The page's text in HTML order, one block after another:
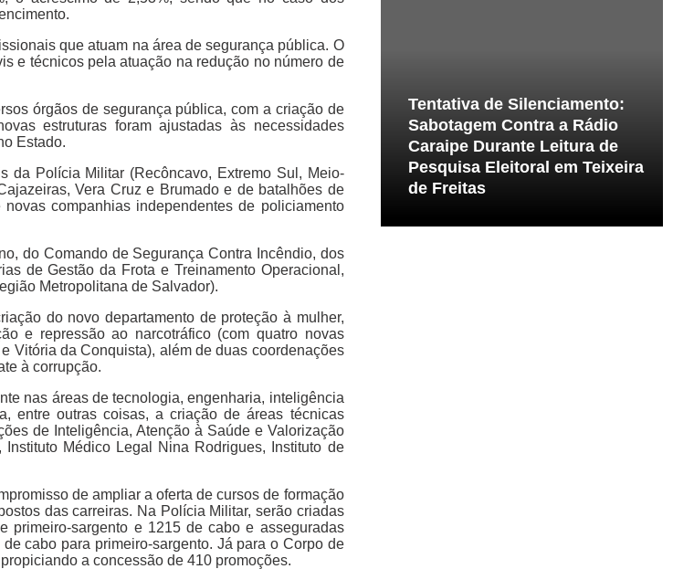
que atuam na área de segurança pública. O
e técnicos pela atuação na redução no número de
órgãos de segurança pública, com a criação de
estruturas foram ajustadas às necessidades
Estado.
da Polícia Militar (Recôncavo, Extremo Sul, Meio-
Vera Cruz e Brumado e de batalhões de
companhias independentes de policiamento
do Comando de Segurança Contra Incêndio, dos
de Gestão da Frota e Treinamento Operacional,
Metropolitana de Salvador).
do novo departamento de proteção à mulher,
e repressão ao narcotráfico (com quatro novas
Vitória da Conquista), além de duas coordenações
à corrupção.
nas áreas de tecnologia, engenharia, inteligência
entre outras coisas, a criação de áreas técnicas
de Inteligência, Atenção à Saúde e Valorização
Médico Legal Nina Rodrigues, Instituto de
de ampliar a oferta de cursos de formação
das carreiras. Na Polícia Militar, serão criadas
primeiro-sargento e 1215 de cabo e asseguradas
cabo para primeiro-sargento. Já para o Corpo de
a concessão de 410 promoções.
Tentativa de Silenciamento:
Sabotagem Contra a Rádio
Caraipe Durante Leitura de
Pesquisa Eleitoral em Teixeira
de Freitas